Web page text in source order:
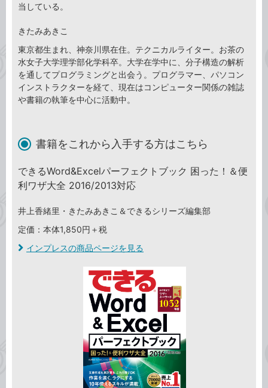
当している。
きたみあきこ
東京都生まれ、神奈川県在住。テクニカルライター。お茶の
水女子大学理学部化学科卒。大学在学中に、分子構造の解析
を通してプログラミングと出会う。プログラマー、パソコン
インストラクターを経て、現在はコンピューター関係の雑誌
や書籍の執筆を中心に活動中。
書籍をこれから入手する方はこちら
できるWord&Excelパーフェクトブック 困った！＆便
利ワザ大全 2016/2013対応
井上香緒里・きたみあきこ＆できるシリーズ編集部
定価：本体1,850円＋税
インプレスの商品ページを見る